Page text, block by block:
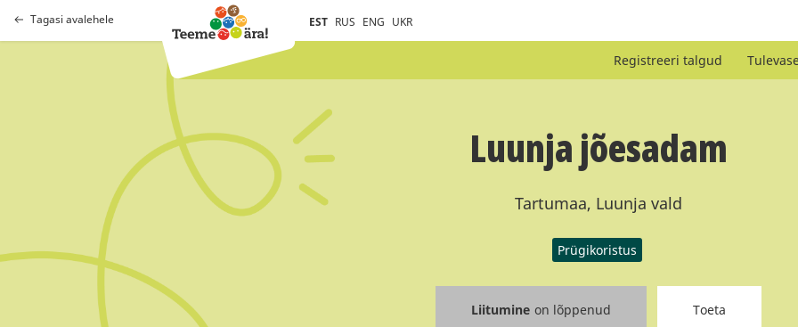
Tagasi avalehele EST RUS ENG UKR
Registreeri talgud
Luunja jõesadam
Tartumaa, Luunja vald
Prügikoristus
Liitumine on lõppenud Toeta